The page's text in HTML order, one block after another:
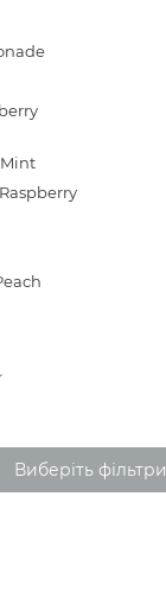
Виберіть фільтри